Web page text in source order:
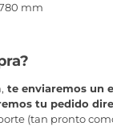
mm
te enviaremos un
tu pedido
(tan pronto